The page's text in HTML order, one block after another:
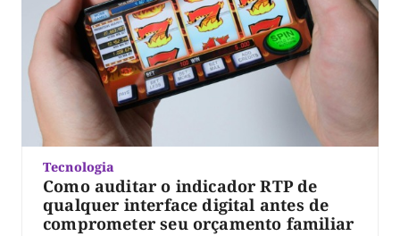
Tecnologia
Como auditar o indicador RTP de
qualquer interface digital antes de
comprometer seu orçamento familiar